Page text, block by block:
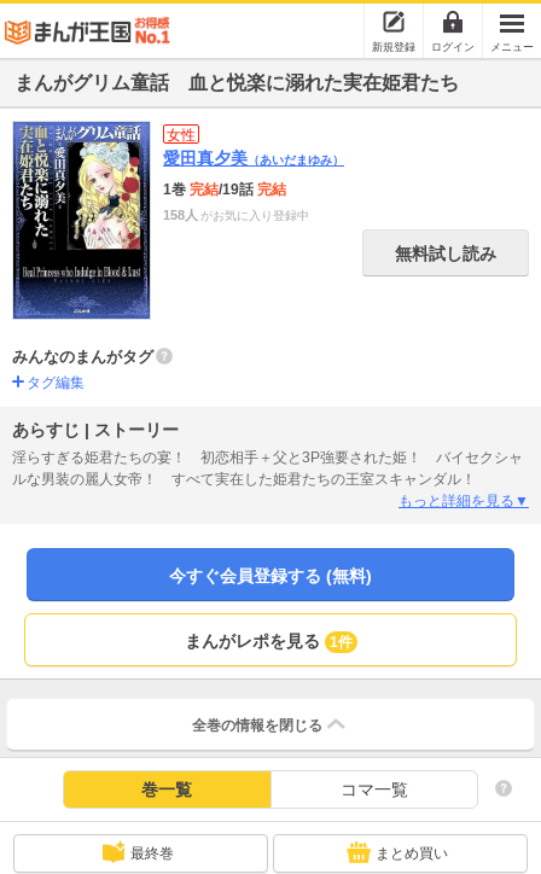
新規登録 ログイン メニュー
まんがグリム童話 血と悦楽に溺れた実在姫君たち
女性
愛田真夕美 （あいだまゆみ）
1巻 完結/19話完結
158人 がお気に入り登録中
無料試し読み
みんなのまんがタグ
タグ編集
あらすじ | ストーリー
淫らすぎる姫君たちの宴！ 初恋相手＋父と3P強要された姫！ バイセクシャ
ルな男装の麗人女帝！ すべて実在した姫君たちの王室スキャンダル！
もっと詳細を見る▼
今すぐ会員登録する (無料)
まんがレポを見る 1件
全巻の情報を 閉じる
巻一覧 コマ一覧
最終巻 まとめ買い